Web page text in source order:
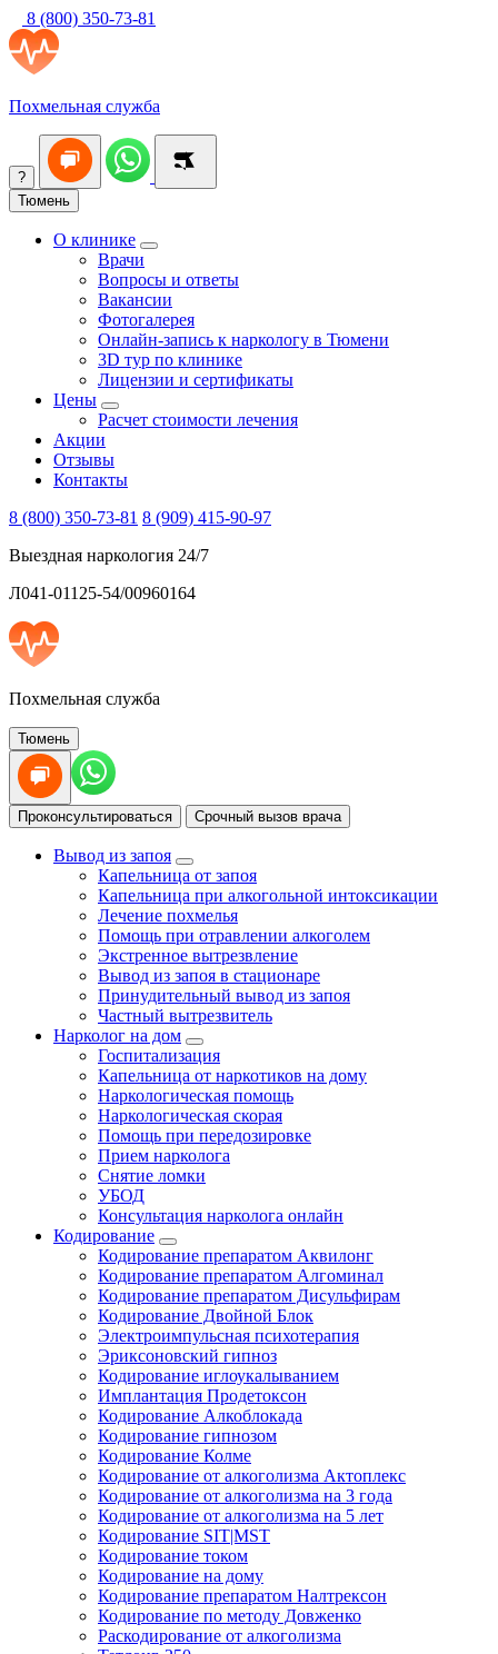
8 (800) 350-73-81
Похмельная служба
?
Тюмень
О клинике
Врачи
Вопросы и ответы
Вакансии
Фотогалерея
Онлайн-запись к наркологу в Тюмени
3D тур по клинике
Лицензии и сертификаты
Цены
Расчет стоимости лечения
Акции
Отзывы
Контакты
8 (800) 350-73-81 8 (909) 415-90-97
Выездная наркология 24/7
Л041-01125-54/00960164
Похмельная служба
Тюмень
Проконсультироваться Срочный вызов врача
Вывод из запоя
Капельница от запоя
Капельница при алкогольной интоксикации
Лечение похмелья
Помощь при отравлении алкоголем
Экстренное вытрезвление
Вывод из запоя в стационаре
Принудительный вывод из запоя
Частный вытрезвитель
Нарколог на дом
Госпитализация
Капельница от наркотиков на дому
Наркологическая помощь
Наркологическая скорая
Помощь при передозировке
Прием нарколога
Снятие ломки
УБОД
Консультация нарколога онлайн
Кодирование
Кодирование препаратом Аквилонг
Кодирование препаратом Алгоминал
Кодирование препаратом Дисульфирам
Кодирование Двойной Блок
Электроимпульсная психотерапия
Эриксоновский гипноз
Кодирование иглоукалыванием
Имплантация Продетоксон
Кодирование Алкоблокада
Кодирование гипнозом
Кодирование Колме
Кодирование от алкоголизма Актоплекс
Кодирование от алкоголизма на 3 года
Кодирование от алкоголизма на 5 лет
Кодирование SIT|MST
Кодирование током
Кодирование на дому
Кодирование препаратом Налтрексон
Кодирование по методу Довженко
Раскодирование от алкоголизма